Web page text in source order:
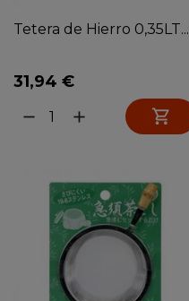
Tetera de Hierro 0,35LT...
31,94 €
remove add 